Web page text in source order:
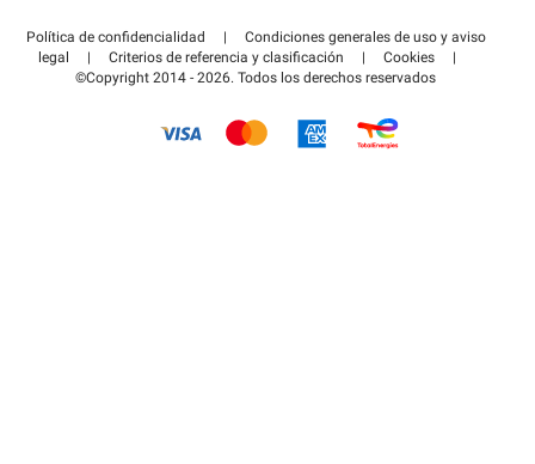
Pagar el aparcamiento FLOW
Guía de estacionamiento
Política de confidencialidad |
Condiciones generales de uso y aviso
legal
| Criterios de referencia y clasificación | Cookies
|
©Copyright 2014 - 2026. Todos los derechos reservados